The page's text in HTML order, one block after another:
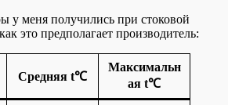
у меня получились при стоковой
это предполагает производитель:
Средняя t℃
Максимальн
ая t℃